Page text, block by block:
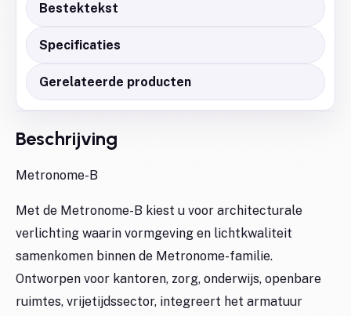
Bestektekst
Specificaties
Gerelateerde producten
Beschrijving
Metronome-B
Met de Metronome-B kiest u voor architecturale
verlichting waarin vormgeving en lichtkwaliteit
samenkomen binnen de Metronome-familie.
Ontworpen voor kantoren, zorg, onderwijs, openbare
ruimtes, vrijetijdssector, integreert het armatuur